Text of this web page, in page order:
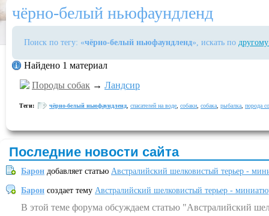
чёрно-белый ньюфаундленд
Поиск по тегу: «чёрно-белый ньюфаундленд», искать по другому
Найдено 1 материал
Породы собак → Ландсир
Теги: чёрно-белый ньюфаундленд спасателей на воде собаки собака рыбалка порода
Последние новости сайта
Барон добавляет статью Австралийский шелковистый терьер -
Барон создает тему Австралийский шелковистый терьер -
В этой теме форума обсуждаем статью "Австралийский